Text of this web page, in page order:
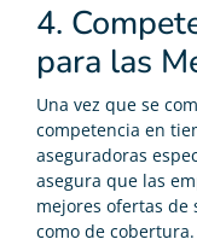
4.
para las
Una vez que se
competencia en
aseguradoras
asegura que las
mejores ofertas
como de cobertura.